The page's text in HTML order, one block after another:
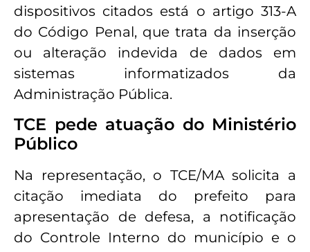
dispositivos citados está o artigo 313-A
do Código Penal, que trata da inserção
ou alteração indevida de dados em
sistemas informatizados da
Administração Pública.
TCE pede atuação do Ministério
Público
Na representação, o TCE/MA solicita a
citação imediata do prefeito para
apresentação de defesa, a notificação
do Controle Interno do município e o